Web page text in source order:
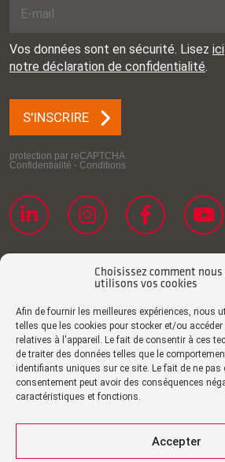
Choisissez comment nous
utilisons vos cookies
Afin de fournir les meilleures expériences, nous
telles que les cookies pour stocker et/ou
relatives à l'appareil. Le fait de consentir à ces
de traiter des données telles que le
identifiants uniques sur ce site. Le fait de ne pas
consentement peut avoir des conséquences
caractéristiques et fonctions.
Accepter
Déclaration de confidentialité
Politique de cookies
Clause de non-responsabilité